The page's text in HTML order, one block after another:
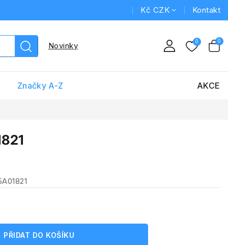
Kč CZK Kontakt
Novinky
Značky A-Z AKCE
PŘIDAT DO KOŠÍKU